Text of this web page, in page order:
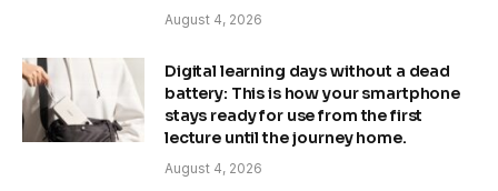
August 4, 2026
Digital learning days without a dead
battery: This is how your smartphone
stays ready for use from the first
lecture until the journey home.
August 4, 2026